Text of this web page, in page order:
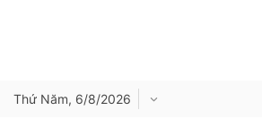
Thứ Năm, 6/8/2026